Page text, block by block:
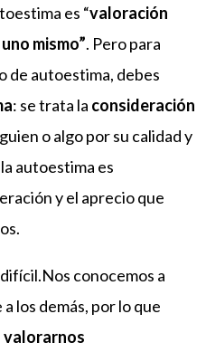
es “valoración
mismo”. Pero para
de autoestima, debes
: se trata la consideración
o algo por su calidad y
autoestima es
y el aprecio que
conocemos a
los demás, por lo que
valorarnos